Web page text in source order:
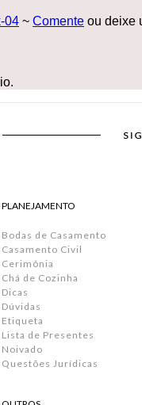
04 ~ Comente ou deixe
PLANEJAMENTO
Bodas de Casamento
Casamento Civil
Cerimônia
Chá de Cozinha
Dicas
Dúvidas
Etiqueta
Lista de Presentes
Noivado
Questões Jurídicas